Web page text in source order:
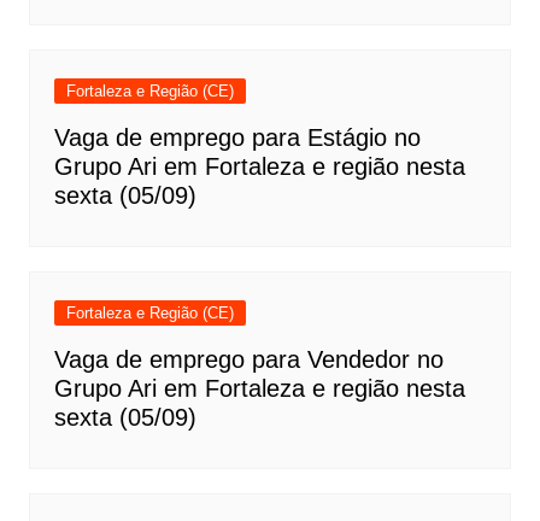
Fortaleza e Região (CE)
Vaga de emprego para Estágio no
Grupo Ari em Fortaleza e região nesta
sexta (05/09)
Fortaleza e Região (CE)
Vaga de emprego para Vendedor no
Grupo Ari em Fortaleza e região nesta
sexta (05/09)